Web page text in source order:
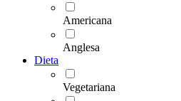
Americana
Anglesa
Dieta
Vegetariana